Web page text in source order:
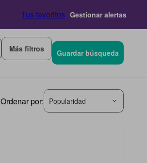
Tus favoritos Gestionar alertas
Más filtros Guardar búsqueda
Ordenar por: Popularidad